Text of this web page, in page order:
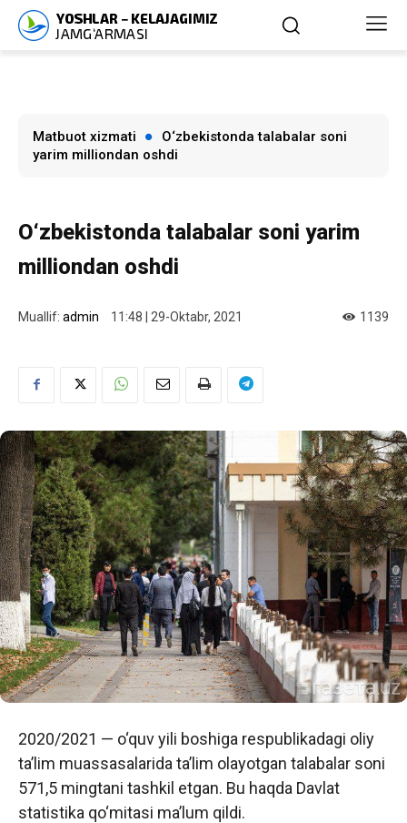
Matbuot xizmati
O‘zbekistonda talabalar soni
yarim milliondan oshdi
O‘zbekistonda talabalar soni yarim
milliondan oshdi
Muallif: admin 11:48 | 29-Oktabr, 2021 1139
2020/2021 — o‘quv yili boshiga respublikadagi oliy
ta’lim muassasalarida ta’lim olayotgan talabalar soni
571,5 mingtani tashkil etgan. Bu haqda Davlat
statistika qo‘mitasi ma’lum qildi.